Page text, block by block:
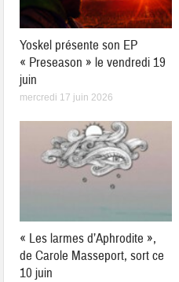
Yoskel présente son EP
« Preseason » le vendredi 19
juin
mercredi 17 juin 2026
« Les larmes d’Aphrodite »,
de Carole Masseport, sort ce
10 juin